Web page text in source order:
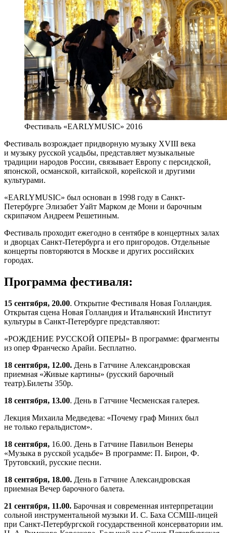
Фестиваль «EARLYMUSIC» 2016
Фестиваль возрождает придворную музыку XVIII века
и музыку русской усадьбы, представляет музыкальные
традиции народов России, связывает Европу с персидской,
японской, османской, китайской, корейской и другими
культурами.
«EARLYMUSIC» был основан в 1998 году в Санкт-
Петербурге Элизабет Уайт Марком де Мони и барочным
скрипачом Андреем Решетиным.
Фестиваль проходит ежегодно в сентябре в концертных залах
и дворцах Санкт-Петербурга и его пригородов. Отдельные
концерты повторяются в Москве и других российских
городах.
Программа фестиваля:
15 сентября, 20.00. Открытие Фестиваля Новая Голландия.
Открытая сцена Новая Голландия и Итальянский Институт
культуры в Санкт-Петербурге представляют:
«РОЖДЕНИЕ РУССКОЙ ОПЕРЫ» В программе: фрагменты
из опер Франческо Арайи. Бесплатно.
18 сентября, 12.00. День в Гатчине Александровская
приемная «Живые картины» (русский барочный
театр).Билеты 350р.
18 сентября, 13.00. День в Гатчине Чесменская галерея.
Лекция Михаила Медведева: «Почему граф Миних был
не только геральдистом».
18 сентября, 16.00. День в Гатчине Павильон Венеры
«Музыка в русской усадьбе» В программе: П. Бирон, Ф.
Трутовский, русские песни.
18 сентября, 18.00. День в Гатчине Александровская
приемная Вечер барочного балета.
21 сентября, 11.00. Барочная и современная интерпретации
сольной инструментальной музыки И. С. Баха ССМШ-лицей
при Санкт-Петербургской государственной консерватории им.